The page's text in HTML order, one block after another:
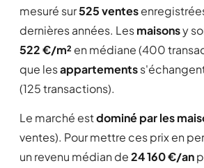
mesuré sur525 ventes
dernières années. Lesmaisonsy
522 €/m² en médiane (400
que lesappartements
(125 transactions).
Le marché estdominé par les
ventes). Pour mettre ces prix en
un revenu médian de24 160 €/an